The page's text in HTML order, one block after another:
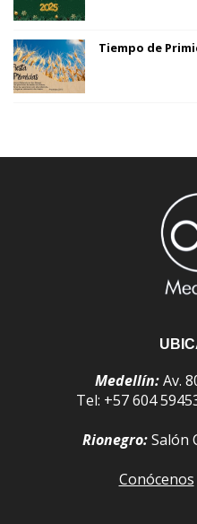
Tiempo de
Medellín:Av.
Tel: +57 604
Rionegro:Salón
Conócenos